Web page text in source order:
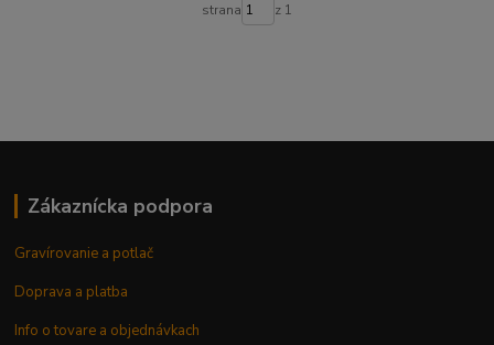
strana z 1
Zákaznícka podpora
Gravírovanie a potlač
Doprava a platba
Info o tovare a objednávkach